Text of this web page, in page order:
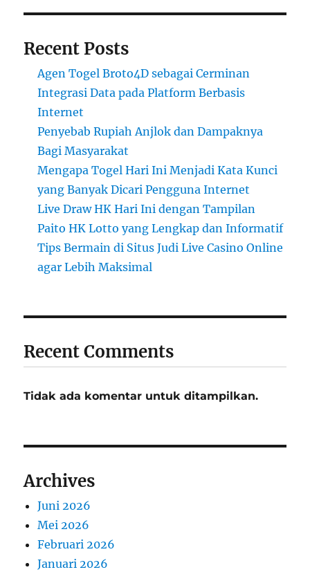
Recent Posts
Agen Togel Broto4D sebagai Cerminan
Integrasi Data pada Platform Berbasis
Internet
Penyebab Rupiah Anjlok dan Dampaknya
Bagi Masyarakat
Mengapa Togel Hari Ini Menjadi Kata Kunci
yang Banyak Dicari Pengguna Internet
Live Draw HK Hari Ini dengan Tampilan
Paito HK Lotto yang Lengkap dan Informatif
Tips Bermain di Situs Judi Live Casino Online
agar Lebih Maksimal
Recent Comments
Tidak ada komentar untuk ditampilkan.
Archives
Juni 2026
Mei 2026
Februari 2026
Januari 2026